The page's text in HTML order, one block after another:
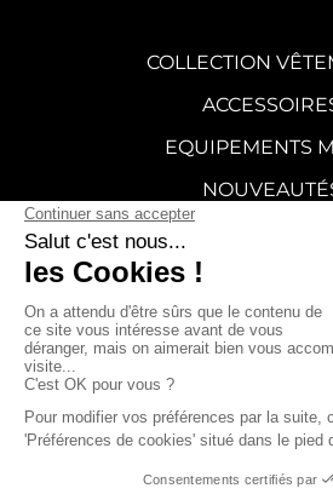
COLLECTION
EQUIPEMENTS
CARTE
SUPERMOT
FAQ
CGV Mentions légales Politique
Cliquez-ici pour modifier vos